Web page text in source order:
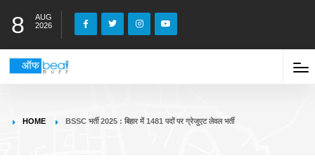
8
AUG
2026
HOME BSSC भर्ती 2025 : बिहार में 1481 पदों पर ग्रेजुएट लेवल भर्ती